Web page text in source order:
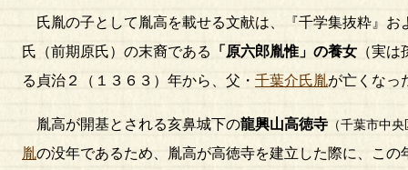
氏胤の子として胤高を載せる文献は、『千学集抜粋』
氏（前期原氏）の末裔である
「原六郎胤惟」の養女 （実
る貞治２（１３６３）年から、父・ 千葉介氏胤が亡くなっ
胤高が開基とされる亥鼻城下の龍興山高徳寺 （千葉市中
胤の没年であるため、胤高が高徳寺を建立した際に、こ